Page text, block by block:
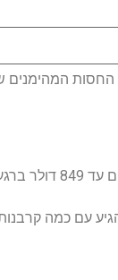
החסות המהימנים
זה יכולה להגיע עם כמה